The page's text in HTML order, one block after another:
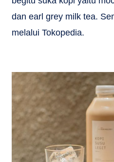
dan earl grey milk tea.
melalui Tokopedia.